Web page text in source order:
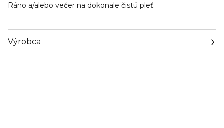
Ráno a/alebo večer na dokonale čistú pleť.
Výrobca